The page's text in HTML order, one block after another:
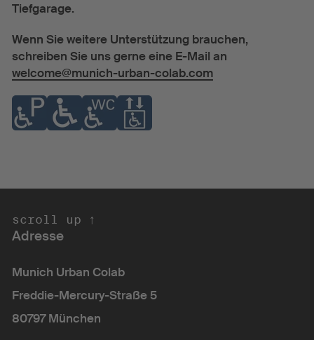
Tiefgarage.
Wenn Sie weitere Unterstützung brauchen,
schreiben Sie uns gerne eine E-Mail an
welcome@munich-urban-colab.com
croll up ↑ s
Adresse
Munich Urban Colab
Freddie-Mercury-Straße 5
80797 München